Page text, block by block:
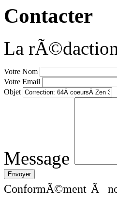
Contacter
La
Votre Nom
Votre Email
Objet
Message
ConformÃ©ment Ã